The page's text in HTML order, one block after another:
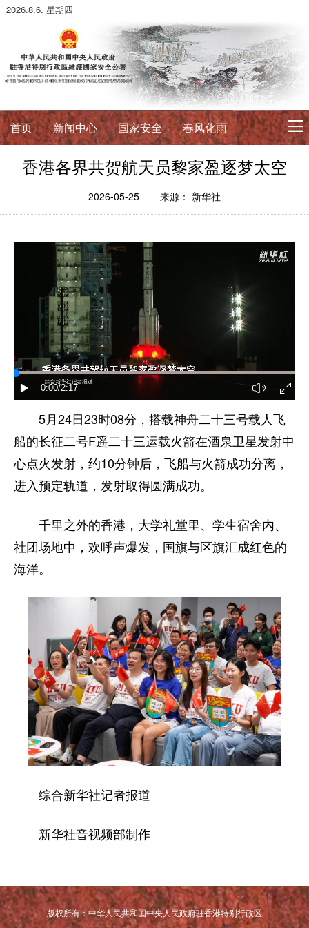
2026.8.6. 星期四
首页 新闻中心 国家安全 春风化雨
初心使命
公署简介 署长寄语
护航伟业 法政论丛
法律数据库
香港国安法
国安案例
家国在怀
驻港情深 山河锦绣 国泰民安 天下同怀
香港各界共贺航天员黎家盈逐梦太空
2026-05-25 来源： 新华社
0:00/2:17
5月24日23时08分，搭载神舟二十三号载人飞
船的长征二号F遥二十三运载火箭在酒泉卫星发射中
心点火发射，约10分钟后，飞船与火箭成功分离，
进入预定轨道，发射取得圆满成功。
千里之外的香港，大学礼堂里、学生宿舍内、
社团场地中，欢呼声爆发，国旗与区旗汇成红色的
海洋。
综合新华社记者报道
新华社音视频部制作
版权所有：中华人民共和国中央人民政府驻香港特别行政区